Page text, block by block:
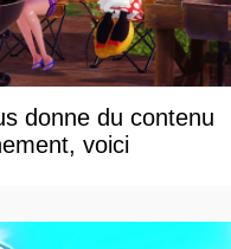
donne du contenu
voici